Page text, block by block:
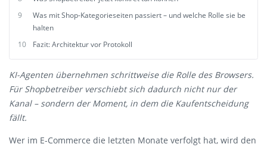
9
Was mit Shop-Kategorieseiten passiert – und welche Rolle sie be
halten
10
Fazit: Architektur vor Protokoll
KI-Agenten übernehmen schrittweise die Rolle des Browsers.
Für Shopbetreiber verschiebt sich dadurch nicht nur der
Kanal – sondern der Moment, in dem die Kaufentscheidung
fällt.
Wer im E-Commerce die letzten Monate verfolgt hat, wird den